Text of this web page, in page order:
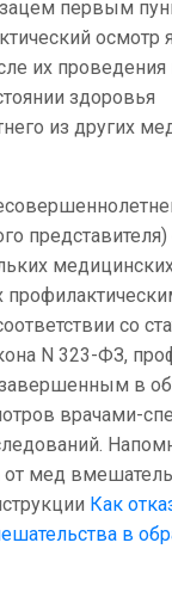
первым
осмотр
их проведения
здоровья
из других
со
N 323-ФЗ,
завершенным в
врачами-
от мед
Как
в